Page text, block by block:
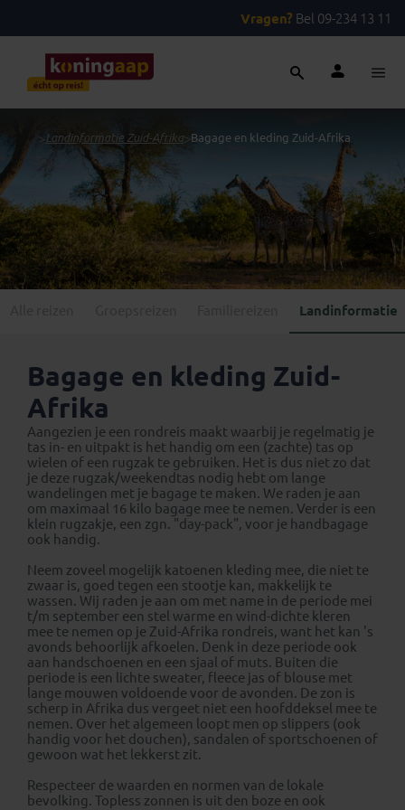
Vragen? Bel 09-234 13 11
> Landinformatie Zuid-Afrika>Bagage en kleding Zuid-Afrika
Landinformatie
Bagage en kleding Zuid-
Afrika
Aangezien je een rondreis maakt waarbij je regelmatig je
tas in- en uitpakt is het handig om een (zachte) tas op
wielen of een rugzak te gebruiken. Het is dus niet zo dat
je deze rugzak/weekendtas nodig hebt om lange
wandelingen met je bagage te maken. We raden je aan
om maximaal 16 kilo bagage mee te nemen. Verder is een
klein rugzakje, een zgn. "day-pack", voor je handbagage
ook handig.
Neem zoveel mogelijk katoenen kleding mee, die niet te
zwaar is, goed tegen een stootje kan, makkelijk te
wassen. Wij raden je aan om met name in de periode mei
t/m september een stel warme en wind-dichte kleren
mee te nemen op je Zuid-Afrika rondreis, want het kan 's
avonds behoorlijk afkoelen. Denk in deze periode ook
aan handschoenen en een sjaal of muts. Buiten die
periode is een lichte sweater, fleece jas of blouse met
lange mouwen voldoende voor de avonden. De zon is
scherp in Afrika dus vergeet niet een hoofddeksel mee te
nemen. Over het algemeen loopt men op slippers (ook
handig voor het douchen), sandalen of sportschoenen of
gewoon wat het lekkerst zit.
Respecteer de waarden en normen van de lokale
bevolking. Topless zonnen is uit den boze en ook